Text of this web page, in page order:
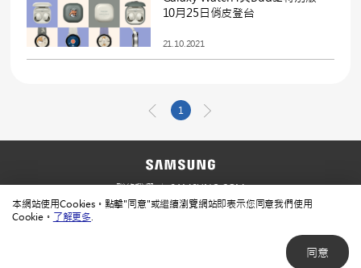
本網站使用Cookies。點擊"同意"或繼續瀏覽網站即表示您同意我們使用
Cookie。 了解更多
同意
10月25日俏皮登台
21.10.2021
1
聯絡我們
SAMSUNG.COM
使用規範
隱私規範